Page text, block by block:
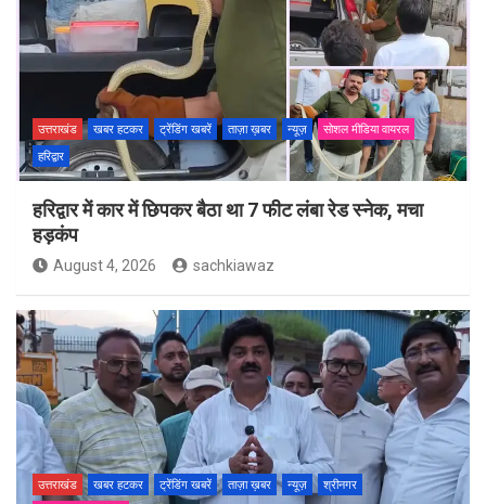
उत्तराखंड खबर हटकर ट्रेंडिंग खबरें ताज़ा ख़बर न्यूज़
सोशल मीडिया वायरल
हरिद्वार
हरिद्वार में कार में छिपकर बैठा था 7 फीट लंबा रेड स्नेक, मचा
हड़कंप
August 4, 2026 sachkiawaz
उत्तराखंड खबर हटकर ट्रेंडिंग खबरें ताज़ा ख़बर न्यूज़
श्रीनगर